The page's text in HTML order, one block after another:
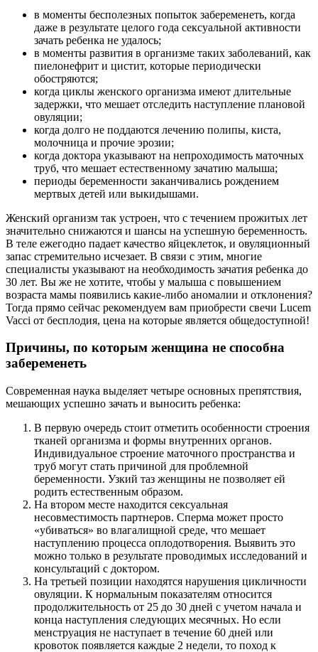
в моменты бесполезных попыток забеременеть, когда
даже в результате целого года сексуальной активности
зачать ребенка не удалось;
в моменты развития в организме таких заболеваний, как
пиелонефрит и цистит, которые периодически
обостряются;
когда циклы женского организма имеют длительные
задержки, что мешает отследить наступление плановой
овуляции;
когда долго не поддаются лечению полипы, киста,
молочница и прочие эрозии;
когда доктора указывают на непроходимость маточных
труб, что мешает естественному зачатию малыша;
периоды беременности заканчивались рождением
мертвых детей или выкидышами.
Женский организм так устроен, что с течением прожитых лет
значительно снижаются и шансы на успешную беременность.
В теле ежегодно падает качество яйцеклеток, и овуляционный
запас стремительно исчезает. В связи с этим, многие
специалисты указывают на необходимость зачатия ребенка до
30 лет. Вы же не хотите, чтобы у малыша с повышением
возраста мамы появились какие-либо аномалии и отклонения?
Тогда прямо сейчас рекомендуем вам приобрести свечи Lucem
Vacci от бесплодия, цена на которые является общедоступной!
Причины, по которым женщина не способна
забеременеть
Современная наука выделяет четыре основных препятствия,
мешающих успешно зачать и выносить ребенка:
В первую очередь стоит отметить особенности строения
тканей организма и формы внутренних органов.
Индивидуальное строение маточного пространства и
труб могут стать причиной для проблемной
беременности. Узкий таз женщины не позволяет ей
родить естественным образом.
На втором месте находится сексуальная
несовместимость партнеров. Сперма может просто
«убиваться» во влагалищной среде, что мешает
наступлению процесса оплодотворения. Выявить это
можно только в результате проводимых исследований и
консультаций с доктором.
На третьей позиции находятся нарушения цикличности
овуляции. К нормальным показателям относится
продолжительность от 25 до 30 дней с учетом начала и
конца наступления следующих месячных. Но если
менструация не наступает в течение 60 дней или
кровоток появляется каждые 2 недели, то поход к